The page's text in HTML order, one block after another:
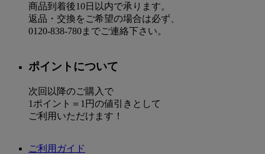
商品到着後10日以内で承ります。
返品・交換をご希望の場合は必ず、
0120-838-780までご連絡下さい。
ポイントについて
次回以降のご購入で
1ポイント＝1円の値引きとして
ご利用いただけます！
ご利用ガイド